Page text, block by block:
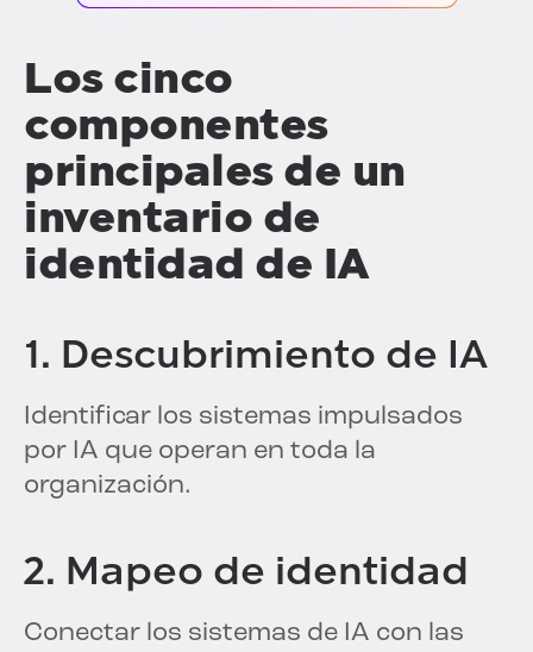
Los cinco
componentes
principales de un
inventario de
identidad de IA
1. Descubrimiento de IA
Identificar los sistemas impulsados
por IA que operan en toda la
organización.
2. Mapeo de identidad
Conectar los sistemas de IA con las